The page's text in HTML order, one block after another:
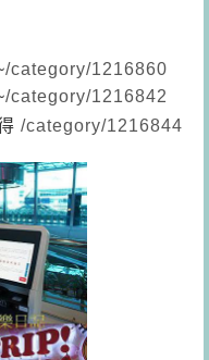
/category/1216860
/category/1216842
/category/1216844